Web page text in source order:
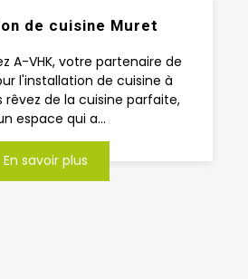
de cuisine Muret
A-VHK, votre partenaire de
l'installation de cuisine à
rêvez de la cuisine parfaite,
espace qui a...
En savoir plus